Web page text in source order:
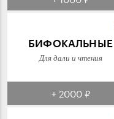
БИФОКАЛЬНЫЕ
Для дали и чтения
+ 2000 ₽